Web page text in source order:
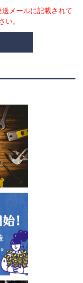
メールに記載されて
い。